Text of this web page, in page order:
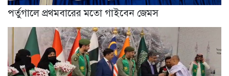
পর্তুগালে প্রথমবারের মতো গাইবেন জেমস